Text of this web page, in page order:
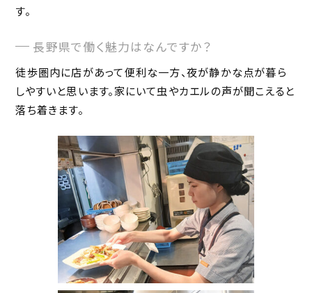
す。
長野県で働く魅力はなんですか？
徒歩圏内に店があって便利な一方、夜が静かな点が暮ら
しやすいと思います。家にいて虫やカエルの声が聞こえると
落ち着きます。